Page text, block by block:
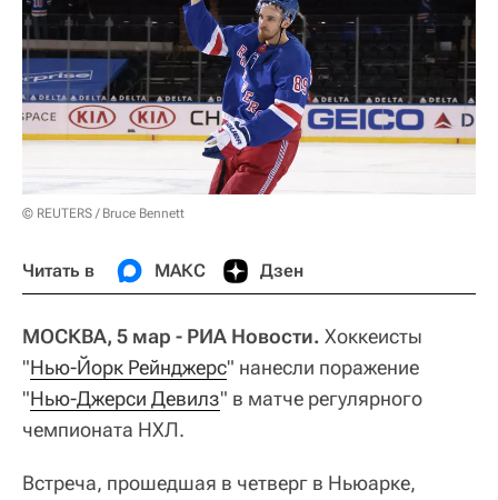
© REUTERS / Bruce Bennett
Читать в МАКС Дзен
МОСКВА, 5 мар - РИА Новости. Хоккеисты
"Нью-Йорк Рейнджерс" нанесли поражение
"Нью-Джерси Девилз" в матче регулярного
чемпионата НХЛ.
Встреча, прошедшая в четверг в Ньюарке,